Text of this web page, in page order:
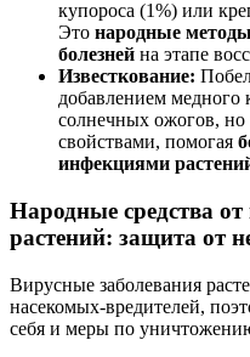
купороса (1%) или
Это народные
болезней на этапе
Известкование:
добавлением медного
солнечных ожогов,
свойствами, помогая
инфекциями
Народные средства
растений: защита от
Вирусные заболевания
насекомых-вредителей,
себя и меры по